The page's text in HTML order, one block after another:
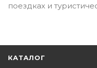
поездках и
КАТАЛОГ